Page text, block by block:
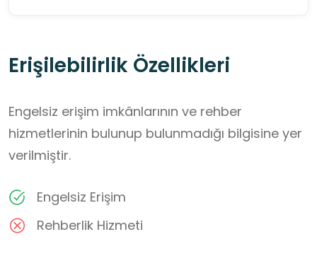
Erişilebilirlik Özellikleri
Engelsiz erişim imkânlarının ve rehber
hizmetlerinin bulunup bulunmadığı bilgisine yer
verilmiştir.
Engelsiz Erişim
Rehberlik Hizmeti